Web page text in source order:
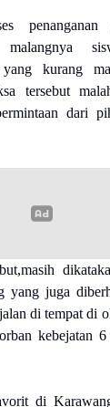
malangnya
yang kurang
tersebut
dari
juga
di tempat di
kebejatan
di